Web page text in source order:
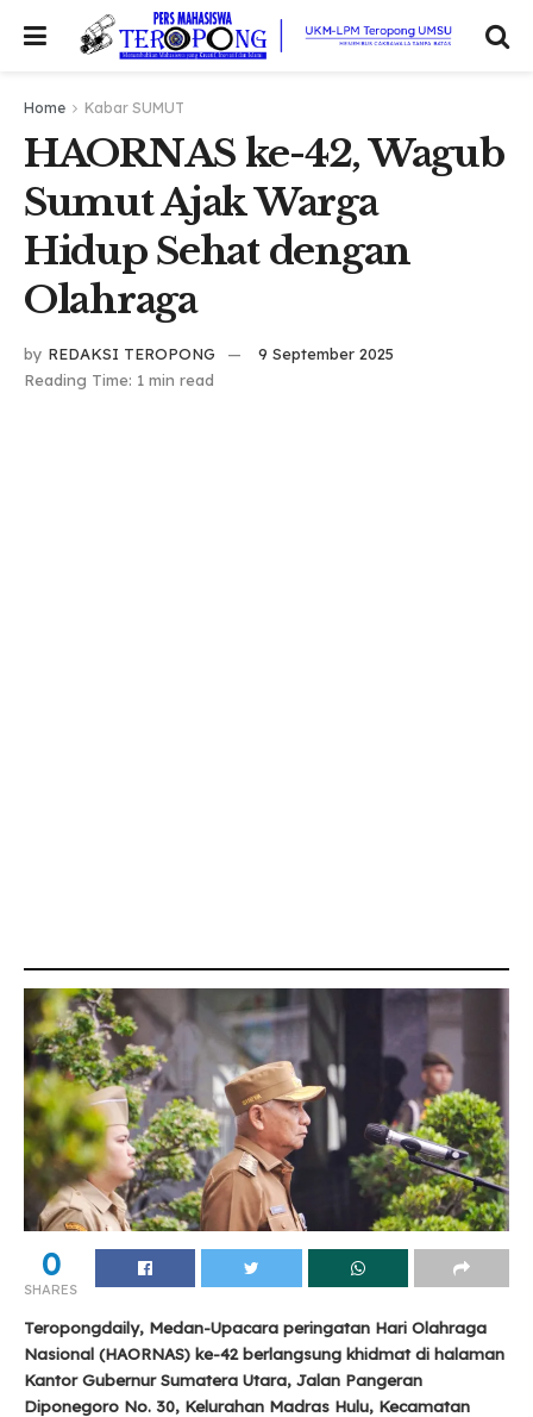
Home Kabar SUMUT
HAORNAS ke-42, Wagub
Sumut Ajak Warga
Hidup Sehat dengan
Olahraga
by REDAKSI TEROPONG
9 September 2025
Reading Time: 1 min read
0
SHARES
Teropongdaily, Medan-Upacara peringatan Hari Olahraga
Nasional (HAORNAS) ke-42 berlangsung khidmat di halaman
Kantor Gubernur Sumatera Utara, Jalan Pangeran
Diponegoro No. 30, Kelurahan Madras Hulu, Kecamatan